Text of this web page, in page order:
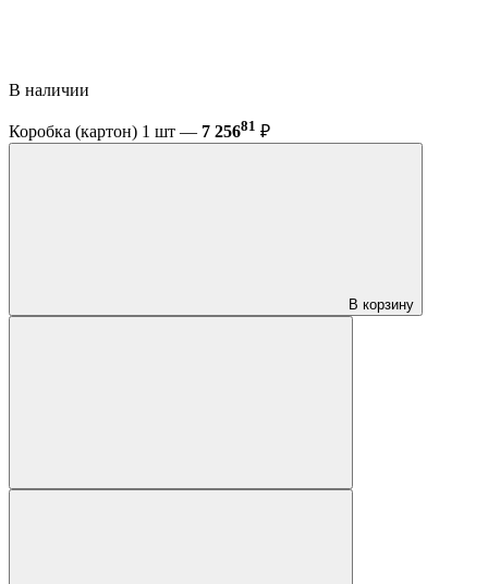
В наличии
Коробка (картон) 1 шт — 7 25681 ₽
В корзину